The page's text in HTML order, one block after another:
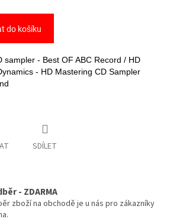
do košíku
sampler - Best OF ABC Record / HD
- HD Mastering CD Sampler
SDÍLET
- ZDARMA
zboží na obchodě je u nás pro zákazníky